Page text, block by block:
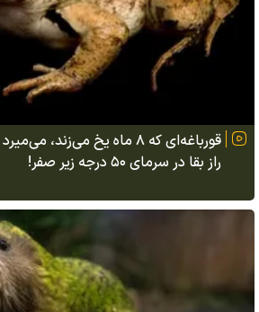
قورباغه‌ای که ۸ ماه یخ
راز بقا در سرمای ۵۰ درجه زیر صفر!